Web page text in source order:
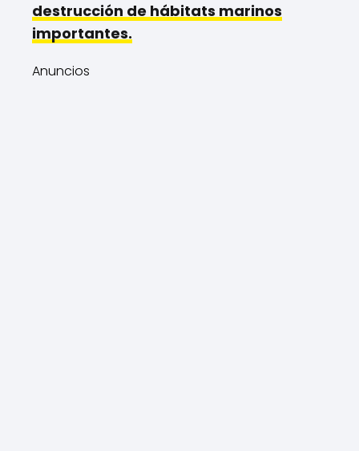
destrucción de hábitats marinos
importantes.
Anuncios